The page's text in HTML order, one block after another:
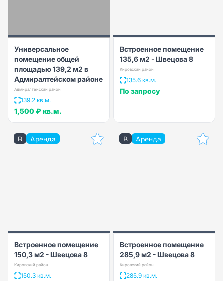
Универсальное
помещение общей
площадью 139,2 м2 в
Адмиралтейском районе
Адмиралтейский район
139.2 кв.м.
1,500 ₽ кв.м.
Встроенное помещение
135,6 м2 - Швецова 8
Кировский район
135.6 кв.м.
По запросу
B Аренда
Встроенное помещение
150,3 м2 - Швецова 8
Кировский район
150.3 кв.м.
B Аренда
Встроенное помещение
285,9 м2 - Швецова 8
Кировский район
285.9 кв.м.